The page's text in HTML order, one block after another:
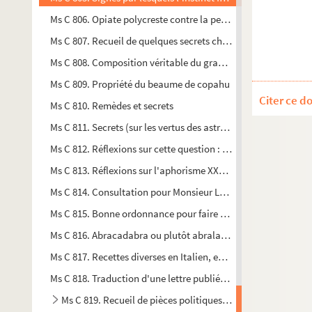
Ms C 806. Opiate polycreste contre la peste
Ms C 807. Recueil de quelques secrets chimiques les plus
Ms C 808. Composition véritable du grand dissolvant
Ms C 809. Propriété du beaume de copahu
Ms C 810. Remèdes et secrets
Ms C 811. Secrets (sur les vertus des astres)
Ms C 812. Réflexions sur cette question : si tout homme qui
Ms C 813. Réflexions sur l'aphorisme XXXI d'Hippocrate
Ms C 814. Consultation pour Monsieur Louky faites à Londres
Ms C 815. Bonne ordonnance pour faire enrager les médecins
Ms C 816. Abracadabra ou plutôt abraladabra, car on le
Ms C 817. Recettes diverses en Italien, en Anglais et en
Ms C 818. Traduction d'une lettre publiée dans le
Ms C 819. Recueil de pièces politiques, philosophiques et
Citer ce